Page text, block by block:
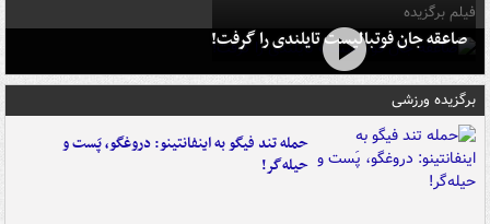
فیلم برگزیده
صاعقه جان فوتبالیست تایلندی را گرفت!
برگزیده ورزشی
حمله تند فیگو به اینفانتینو: دروغگو، پَست‌ و
حیله‌گر!